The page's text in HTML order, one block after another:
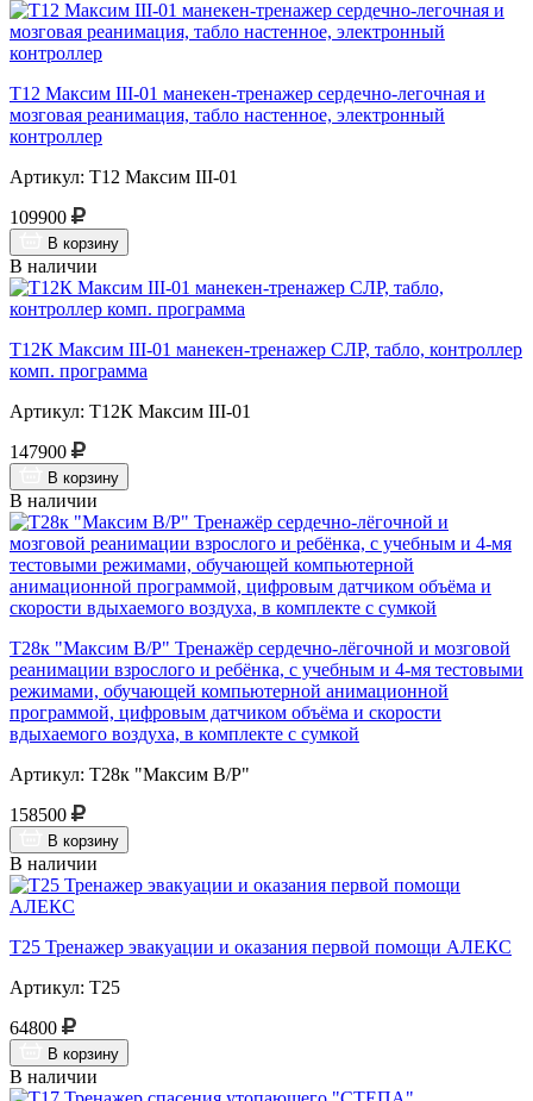
Т12 Максим III-01 манекен-тренажер сердечно-легочная и
мозговая реанимация, табло настенное, электронный
контроллер
Артикул: Т12 Максим III-01
109900
В корзину
В наличии
Т12К Максим III-01 манекен-тренажер СЛР, табло, контроллер
комп. программа
Артикул: Т12К Максим III-01
147900
В корзину
В наличии
Т28к "Максим В/Р" Тренажёр сердечно-лёгочной и мозговой
реанимации взрослого и ребёнка, с учебным и 4-мя тестовыми
режимами, обучающей компьютерной анимационной
программой, цифровым датчиком объёма и скорости
вдыхаемого воздуха, в комплекте с сумкой
Артикул: Т28к "Максим В/Р"
158500
В корзину
В наличии
Т25 Тренажер эвакуации и оказания первой помощи АЛЕКС
Артикул: Т25
64800
В корзину
В наличии